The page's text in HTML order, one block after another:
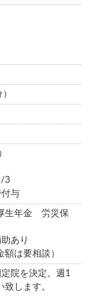
3
与
生年金 労災保
あり
額は要相談）
院を決定。週1
致します。